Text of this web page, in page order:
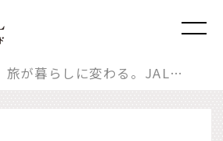
旅が暮らしに変わる。JALおすすめ2地域居住【青森県・弘前市編】